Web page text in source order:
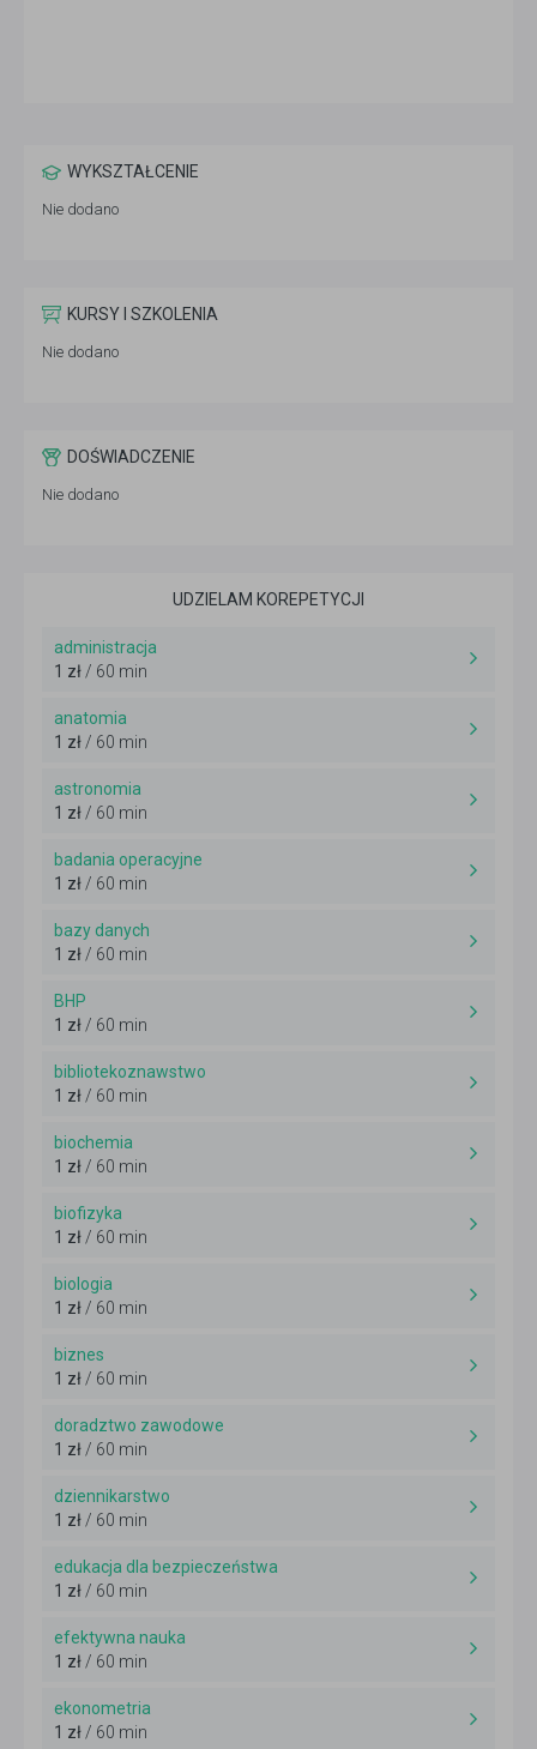
WYKSZTAŁCENIE
Nie dodano
KURSY I SZKOLENIA
Nie dodano
DOŚWIADCZENIE
Nie dodano
UDZIELAM KOREPETYCJI
administracja
1 zł/ 60 min
anatomia
1 zł/ 60 min
astronomia
1 zł/ 60 min
badania operacyjne
1 zł/ 60 min
bazy danych
1 zł/ 60 min
BHP
1 zł/ 60 min
bibliotekoznawstwo
1 zł/ 60 min
biochemia
1 zł/ 60 min
biofizyka
1 zł/ 60 min
biologia
1 zł/ 60 min
biznes
1 zł/ 60 min
doradztwo zawodowe
1 zł/ 60 min
dziennikarstwo
1 zł/ 60 min
edukacja dla bezpieczeństwa
1 zł/ 60 min
efektywna nauka
1 zł/ 60 min
ekonometria
1 zł/ 60 min